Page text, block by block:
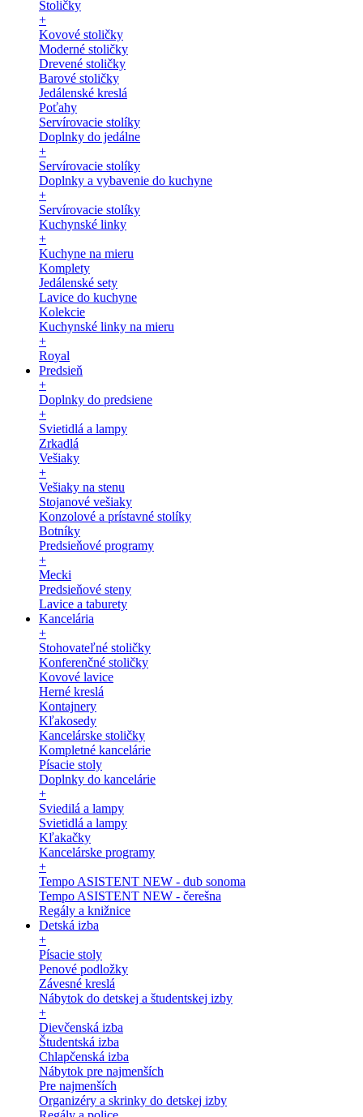
Stoličky
+
Kovové stoličky
Moderné stoličky
Drevené stoličky
Barové stoličky
Jedálenské kreslá
Poťahy
Servírovacie stolíky
Doplnky do jedálne
+
Servírovacie stolíky
Doplnky a vybavenie do kuchyne
+
Servírovacie stolíky
Kuchynské linky
+
Kuchyne na mieru
Komplety
Jedálenské sety
Lavice do kuchyne
Kolekcie
Kuchynské linky na mieru
+
Royal
Predsieň
+
Doplnky do predsiene
+
Svietidlá a lampy
Zrkadlá
Vešiaky
+
Vešiaky na stenu
Stojanové vešiaky
Konzolové a prístavné stolíky
Botníky
Predsieňové programy
+
Mecki
Predsieňové steny
Lavice a taburety
Kancelária
+
Stohovateľné stoličky
Konferenčné stoličky
Kovové lavice
Herné kreslá
Kontajnery
Kľakosedy
Kancelárske stoličky
Kompletné kancelárie
Písacie stoly
Doplnky do kancelárie
+
Sviedilá a lampy
Svietidlá a lampy
Kľakačky
Kancelárske programy
+
Tempo ASISTENT NEW - dub sonoma
Tempo ASISTENT NEW - čerešna
Regály a knižnice
Detská izba
+
Písacie stoly
Penové podložky
Závesné kreslá
Nábytok do detskej a študentskej izby
+
Dievčenská izba
Študentská izba
Chlapčenská izba
Nábytok pre najmenších
Pre najmenších
Organizéry a skrinky do detskej izby